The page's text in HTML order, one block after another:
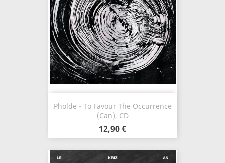
Pholde - To Favour The Occurrence
(Can), CD
12,90 €